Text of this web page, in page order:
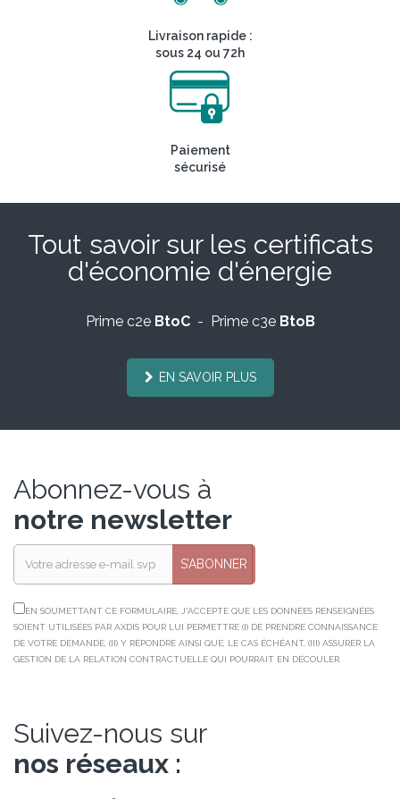
Livraison rapide :
sous 24 ou 72h
Paiement
sécurisé
Tout savoir sur les certificats
d'économie d'énergie
Prime c2e BtoC- Prime c3e BtoB
EN SAVOIR PLUS
Abonnez-vous à
notre newsletter
S’ABONNER
EN SOUMETTANT CE FORMULAIRE, J'ACCEPTE QUE LES DONNÉES RENSEIGNÉES
SOIENT UTILISÉES PAR AXDIS POUR LUI PERMETTRE (I) DE PRENDRE CONNAISSANCE
DE VOTRE DEMANDE, (II) Y RÉPONDRE AINSI QUE, LE CAS ÉCHÉANT, (III) ASSURER LA
GESTION DE LA RELATION CONTRACTUELLE QUI POURRAIT EN DÉCOULER.
Suivez-nous sur
nos réseaux :